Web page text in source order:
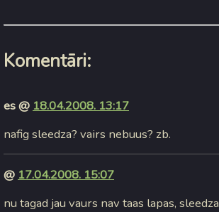
Komentāri:
es @ 18.04.2008. 13:17
nafig sleedza? vairs nebuus? zb.
@ 17.04.2008. 15:07
nu tagad jau vaurs nav taas lapas, sleedza